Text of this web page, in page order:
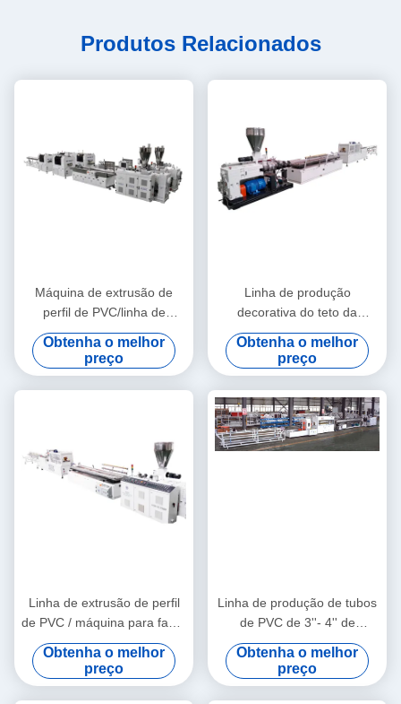
Produtos Relacionados
Máquina de extrusão de
perfil de PVC/linha de
extrusão de perfil de PVC
Obtenha o melhor
preço
Linha de produção
decorativa do teto da
máquina da extrusão do
perfil de WPC/WPC
Obtenha o melhor
preço
Linha de extrusão de perfil
de PVC / máquina para fazer
perfil de PVC
Obtenha o melhor
preço
Linha de produção de tubos
de PVC de 3''- 4'' de
qualidade estável com
extrusora de parafuso duplo
cônico HYZS65/132
Obtenha o melhor
preço